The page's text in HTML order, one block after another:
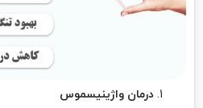
درمان واژینیسموس